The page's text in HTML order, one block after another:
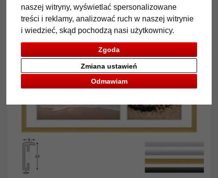
naszej witryny, wyświetlać spersonalizowane
treści i reklamy, analizować ruch w naszej witrynie
i wiedzieć, skąd pochodzą nasi użytkownicy.
Zgoda
Odmawiam
Zmiana ustawień
Powrót